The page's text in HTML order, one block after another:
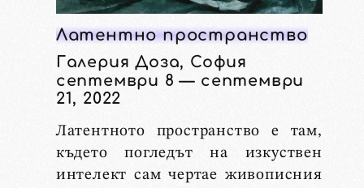
Латентно пространство
Галерия Доза, София
септември 8 — септември
21, 2022
Латентното пространство е там,
където погледът на изкуствен
интелект сам чертае живописния